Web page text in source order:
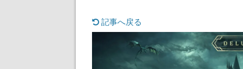
記事へ戻る